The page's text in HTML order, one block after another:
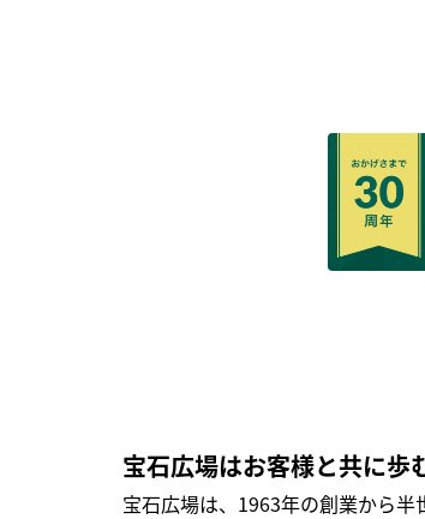
宝石広場はお客様と共に歩
宝石広場は、1963年の創業から